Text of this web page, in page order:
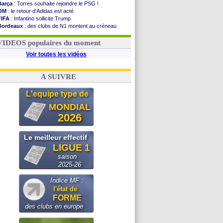
: Torres souhaite rejoindre le PSG !
: le retour d'Adidas est acté
: Infantino sollicite Trump
: des clubs de N1 montent au créneau
: le démenti de Leipzig pour Diomandé
populaires du moment
Voir toutes les vidéos
A SUIVRE
L'equipe type de
MONDIAL
2026
Le meilleur effectif
LIGUE 1
saison
2025-26
Indice MF :
l'état de
FORME
des clubs en europe